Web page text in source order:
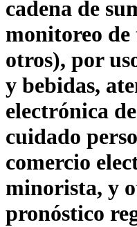
cadena de
monitoreo
otros), por
y bebidas,
electrónica
cuidado
comercio
minorista, y
pronóstico